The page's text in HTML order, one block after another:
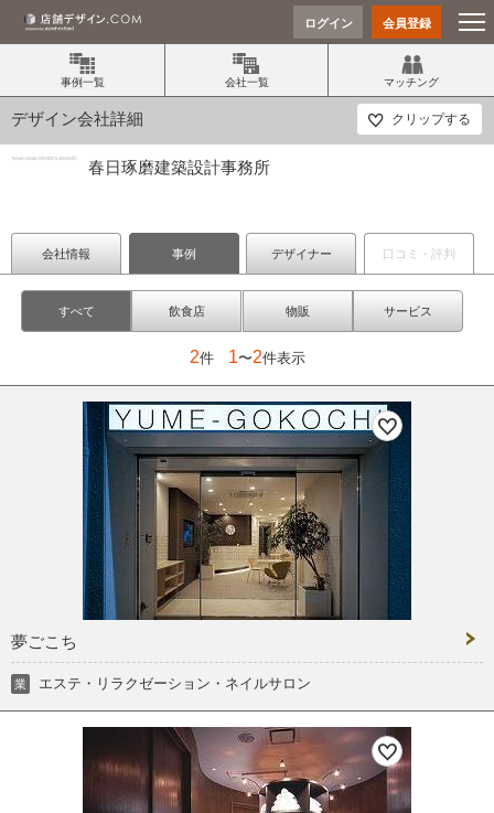
ログイン 会員登録
事例一覧 会社一覧 マッチング
デザイン会社詳細 クリップする
春日琢磨建築設計事務所
会社情報 事例 デザイナー 口コミ・評判
すべて 飲食店 物販 サービス
2件 1〜2件表示
夢ごこち
業 エステ・リラクゼーション・ネイルサロン